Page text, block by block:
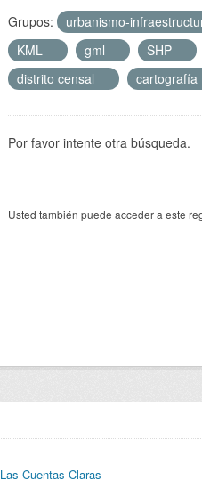
Grupos: urbanismo-
KML
gml SHP
distrito censal
cartografía
Por favor intente otra búsqueda.
Usted también puede acceder a este
Las Cuentas Claras